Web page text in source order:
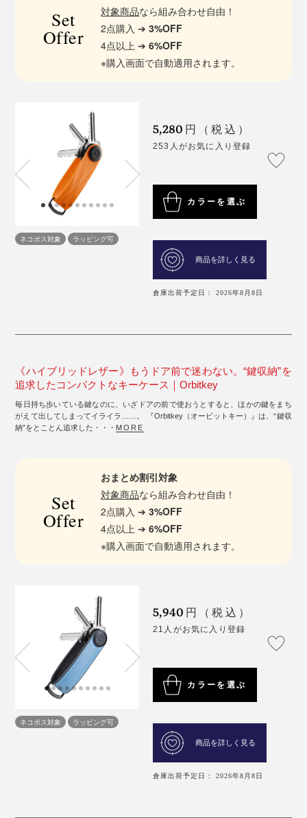
Set
Offer
対象商品なら組み合わせ自由！
2点購入 ➔3%OFF
4点以上 ➔6%OFF
※購入画面で自動適用されます。
ネコポス対象 ラッピング可
5,280 円（税込）
253人がお気に入り登録
カラーを選ぶ
商品を詳しく見る
倉庫出荷予定日： 2026年8月8日
《ハイブリッドレザー》もうドア前で迷わない。“鍵収納”を
追求したコンパクトなキーケース｜Orbitkey
毎日持ち歩いている鍵なのに、いざドアの前で使おうとすると、ほかの鍵をまち
がえて出してしまってイライラ……。 『Orbitkey（オービットキー）』は、“鍵収
納”をとことん追求した・・・ MORE
Set
Offer
おまとめ割引対象
対象商品なら組み合わせ自由！
2点購入 ➔3%OFF
4点以上 ➔6%OFF
※購入画面で自動適用されます。
ネコポス対象 ラッピング可
5,940 円（税込）
21人がお気に入り登録
カラーを選ぶ
商品を詳しく見る
倉庫出荷予定日： 2026年8月8日